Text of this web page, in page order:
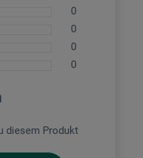
0
0
0
0
diesem Produkt